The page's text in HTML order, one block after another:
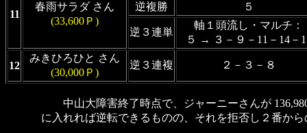
11
春雨サラダ さん
(33,600Ｐ)
逆複勝
５
逆３連単
軸１頭流し・マルチ：
５ → ３－９－11－14－
12
みきひろひと さん
(30,000Ｐ)
逆３連複 ２－３－８
中山大障害終了時点で、ジャーニーさんが
に入れれば逆転できるものの、それを拒否し２番か